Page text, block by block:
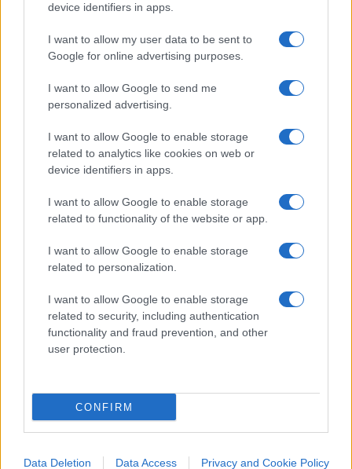
device identifiers in apps.
I want to allow my user data to be sent to
Google for online advertising purposes.
I want to allow Google to send me
personalized advertising.
I want to allow Google to enable storage
related to analytics like cookies on web or
device identifiers in apps.
I want to allow Google to enable storage
related to functionality of the website or app.
I want to allow Google to enable storage
related to personalization.
I want to allow Google to enable storage
related to security, including authentication
functionality and fraud prevention, and other
user protection.
CONFIRM
Data Deletion Data Access Privacy and Cookie Policy
Tutto sull’America Latina e il suo impatto su
economia e politica del vecchio continente. Iscriviti
gratis alla newsletter di Paolo
Manzo
http://paolomanzo.substack.com
. Dopo una
settimana se vuoi con un abbonamento di 30 euro
webinar e dossier di inchiesta esclusivi.
SEDUTE SATIRICHE
Vignetta del 07/08/2026